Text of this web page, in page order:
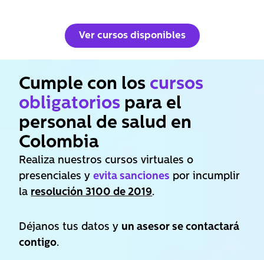
Ver cursos disponibles
Cumple con los cursos
obligatorios para el
personal de salud en
Colombia
Realiza nuestros cursos virtuales o
presenciales yevita sanciones por incumplir
la resolución 3100 de 2019.
Déjanos tus datos y un asesor se contactará
contigo.